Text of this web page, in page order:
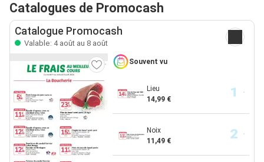
Catalogues de Promocash
Catalogue Promocash
Valable: 4 août au 8 août
Souvent vu
Lieu
14,99 €
Noix
11,49 €